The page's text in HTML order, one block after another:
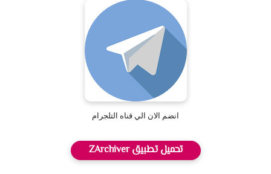
انضم الان الي قناه التلجرام
تحميل تطبيق ZArchiver